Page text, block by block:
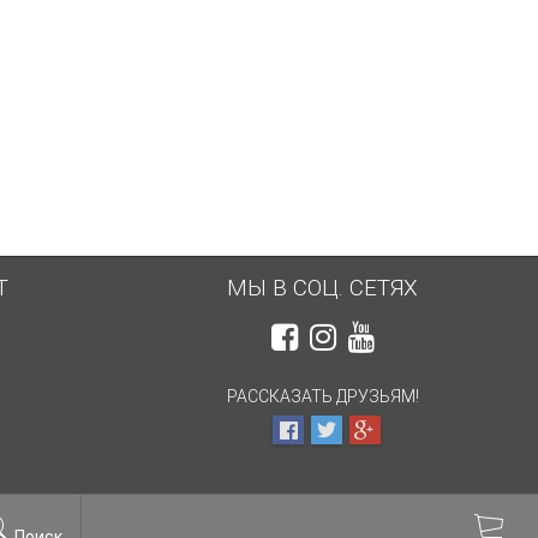
МЫ В СОЦ. СЕТЯХ
РАССКАЗАТЬ ДРУЗЬЯМ!